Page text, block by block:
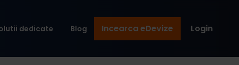
dedicate Blog Incearca eDevize Login